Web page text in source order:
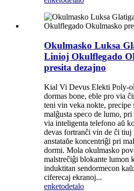
Okulmasko Luksa
Linioj Okulflegado
presita dezajno
Kial Vi Devus Elekti Poly-
dormas bone, eble pro via
teni vin veka nokte, precipe
malĝusta speco de lumo,
via inteligenta telefono aŭ
devas fortranĉi vin de ĉi
anstataŭe koncentriĝi pri
dormi. Mola okulmasko
malstreĉiĝi blokante lumon
induktitan sendormecon
ciferecaj ekranoj...
enketodetalo